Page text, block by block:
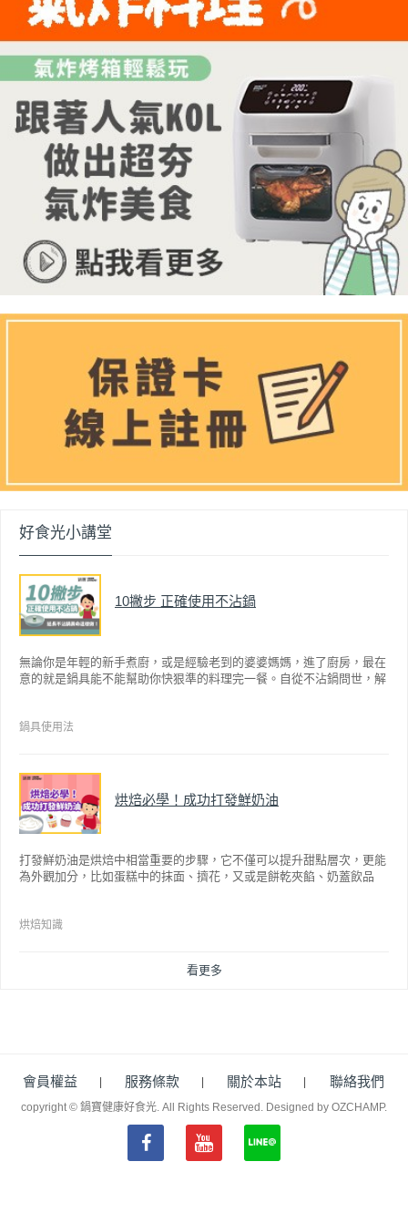
好食光小講堂
10撇步 正確使用不沾鍋
無論你是年輕的新手煮廚，或是經驗老到的婆婆媽媽，進了廚房，最在
意的就是鍋具能不能幫助你快狠準的料理完一餐。自從不沾鍋問世，解
因此金鑽不沾系列的鍋具，更年年穩居銷售排行榜的前幾名。然而如何
鍋具使用法
烘焙必學！成功打發鮮奶油
打發鮮奶油是烘焙中相當重要的步驟，它不僅可以提升甜點層次，更能
為外觀加分，比如蛋糕中的抹面、擠花，又或是餅乾夾餡、奶蓋飲品
烘焙知識
看更多
會員權益 服務條款 關於本站 聯絡我們
copyright © 鍋寶健康好食光. All Rights Reserved. Designed by OZCHAMP.